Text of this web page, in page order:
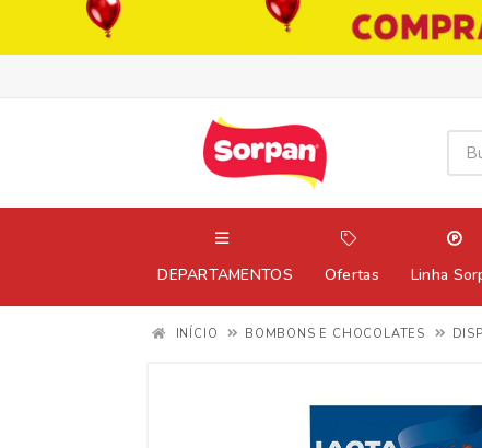
DEPARTAMENTOS Ofertas Linha
INÍCIO BOMBONS E CHOCOLATES